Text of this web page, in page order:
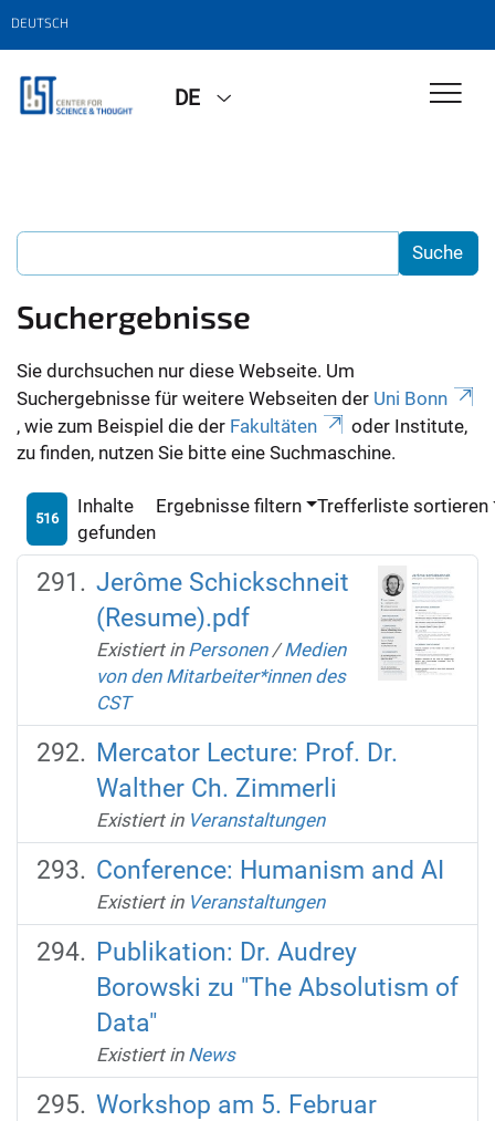
DEUTSCH
DE
Suchergebnisse
Sie durchsuchen nur diese Webseite. Um
Suchergebnisse für weitere Webseiten der Uni Bonn
, wie zum Beispiel die der Fakultäten
oder Institute,
zu finden, nutzen Sie bitte eine Suchmaschine.
516
Inhalte
gefunden
Ergebnisse filtern Trefferliste sortieren
Jerôme Schickschneit
(Resume).pdf
Existiert in Personen /Medien
von den Mitarbeiter*innen des
CST
Mercator Lecture: Prof. Dr.
Walther Ch. Zimmerli
Existiert in Veranstaltungen
Conference: Humanism and AI
Existiert in Veranstaltungen
Publikation: Dr. Audrey
Borowski zu "The Absolutism of
Data"
Existiert in News
Workshop am 5. Februar